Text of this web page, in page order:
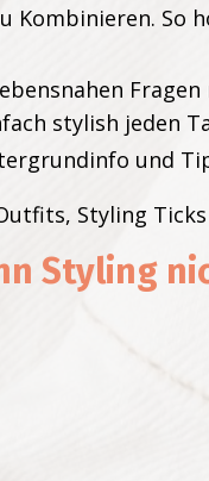
Kombinieren. So
stylish jeden
und
Styling
Styling